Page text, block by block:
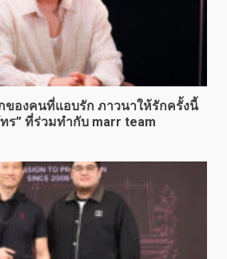
ของคนที่แอบรัก ภาวนาให้รักครั้งนี้
ร” ที่ร่วมทำกับ marr team